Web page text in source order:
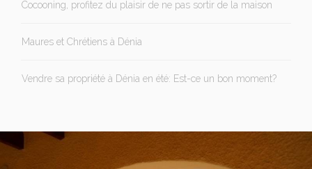
Cocooning, profitez du plaisir de ne pas sortir de la maison
Maures et Chrétiens à Dénia
Vendre sa propriété à Dénia en été: Est-ce un bon moment?